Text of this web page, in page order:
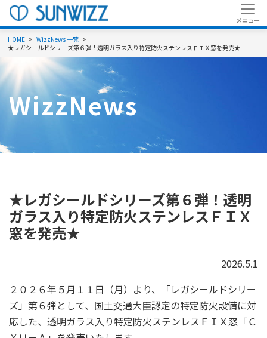
HOME
WizzNews 一覧
★レガシールドシリーズ第６弾！透明ガラス入り特定防火ステンレスＦＩＸ窓を発売★
WizzNews
★レガシールドシリーズ第６弾！透明
ガラス入り特定防火ステンレスＦＩＸ
窓を発売★
2026.5.1
２０２６年５月１１日（月）より、「レガシールドシリー
ズ」第６弾として、国土交通大臣認定の特定防火設備に対
応した、透明ガラス入り特定防火ステンレスＦＩＸ窓「Ｃ